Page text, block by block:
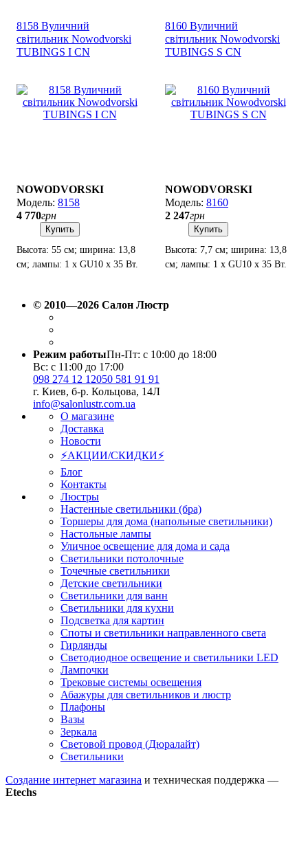
8158 Вуличний
світильник Nowodvorski
TUBINGS I CN
NOWODVORSKI
8158
4 770грн
Купить
Высота: 55 см; ширина: 13,8
см; лампы: 1 х GU10 х 35 Вт.
8160 Вуличний
світильник Nowodvorski
TUBINGS S CN
NOWODVORSKI
8160
2 247грн
Купить
Высота: 7,7 см; ширина: 13,8
см; лампы: 1 х GU10 х 35 Вт.
© 2010—2026 Салон Люстр
Режим работыПн-Пт: с 10:00 до 18:00
Вс: с 11:00 до 17:00
098 274 12 12050 581 91 91
г. Киев, б-р. Кольцова, 14Л
info@salonlustr.com.ua
О магазине
Доставка
Новости
⚡АКЦИИ/СКИДКИ⚡
Блог
Контакты
Люстры
Настенные светильники (бра)
Торшеры для дома (напольные светильники)
Настольные лампы
Уличное освещение для дома и сада
Светильники потолочные
Точечные светильники
Детские светильники
Светильники для ванн
Светильники для кухни
Подсветка для картин
Споты и светильники направленного света
Гирлянды
Светодиодное освещение и светильники LED
Лампочки
Трековые системы освещения
Абажуры для светильников и люстр
Плафоны
Вазы
Зеркала
Световой провод (Дюралайт)
Светильники
Создание интернет магазина и техническая поддержка —
Etechs